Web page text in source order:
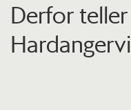
Derfor